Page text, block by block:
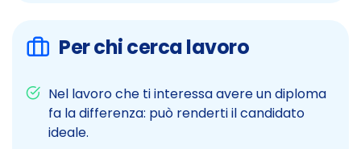
Per chi cerca lavoro
Nel lavoro che ti interessa avere un diploma
fa la differenza: può renderti il candidato
ideale.